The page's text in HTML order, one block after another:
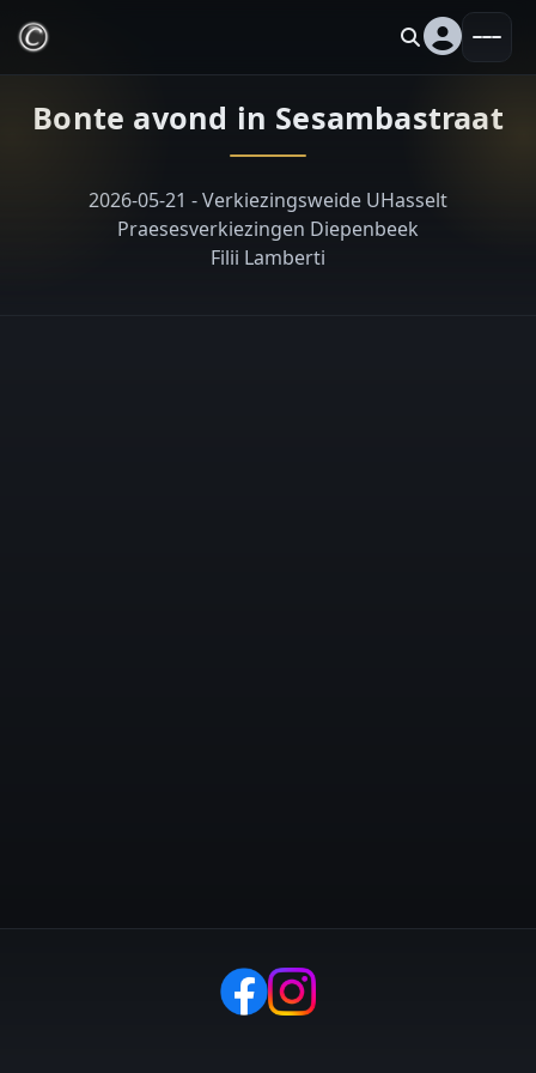
Bonte avond in Sesambastraat
2026-05-21 - Verkiezingsweide UHasselt
Praesesverkiezingen Diepenbeek
Filii Lamberti